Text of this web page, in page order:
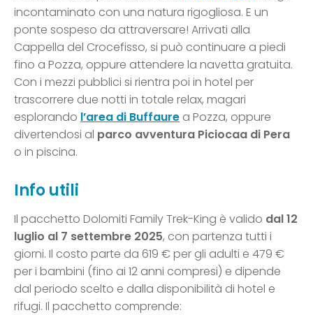
incontaminato con una natura rigogliosa. E un
ponte sospeso da attraversare! Arrivati alla
Cappella del Crocefisso, si può continuare a piedi
fino a Pozza, oppure attendere la navetta gratuita.
Con i mezzi pubblici si rientra poi in hotel per
trascorrere due notti in totale relax, magari
esplorando l’area di Buffaure a Pozza, oppure
divertendosi al parco avventura Piciocaa di Pera
o in piscina.
Info utili
Il pacchetto Dolomiti Family Trek-King è valido dal 12
luglio al 7 settembre 2025, con partenza tutti i
giorni. Il costo parte da 619 € per gli adulti e 479 €
per i bambini (fino ai 12 anni compresi) e dipende
dal periodo scelto e dalla disponibilità di hotel e
rifugi. Il pacchetto comprende: